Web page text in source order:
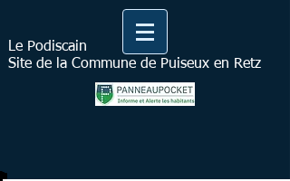
Le Podiscain
Site de la Commune de Puiseux en Retz